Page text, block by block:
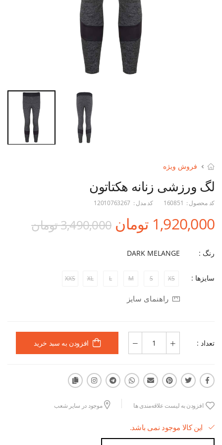
فروش ویژه
لگ ورزشی زنانه هکتاتون
کد محصول : 160851 کد مدل : 12010763267
1,920,000 تومان 3,490,000 تومان
رنگ : DARK MELANGE
سایزها : XS
S
M
L
XL
XXS
راهنمای سایز
تعداد : افزودن به سبد خرید
افزودن به لیست علاقه‌مندی ها موجود در سایر شعب
این کالا موجود نمی باشد.